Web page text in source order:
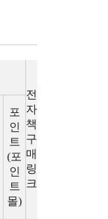
전
자
책
구
매
링
크
포
인
트
(포
인
트
몰)